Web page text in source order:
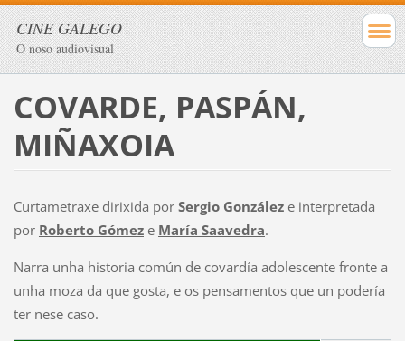
CINE GALEGO
O noso audiovisual
COVARDE, PASPÁN,
MIÑAXOIA
Curtametraxe dirixida por Sergio Gonzáleze interpretada
por Roberto Gómeze María Saavedra.
Narra unha historia común de covardía adolescente fronte a
unha moza da que gosta, e os pensamentos que un podería
ter nese caso.